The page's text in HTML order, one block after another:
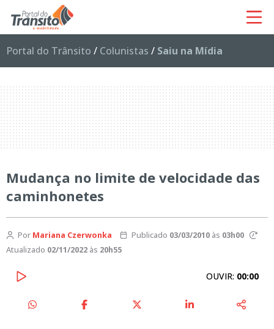
Portal do Trânsito / Colunistas / Saiu na Mídia
Mudança no limite de velocidade das
caminhonetes
Por Mariana Czerwonka Publicado 03/03/2010às 03h00
Atualizado 02/11/2022 às 20h55
OUVIR: 00:00